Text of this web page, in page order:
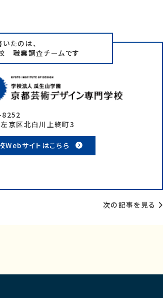
たのは、
職業調査チームです
8252
京区北白川上終町3
Webサイトはこちら
次の記事を見る